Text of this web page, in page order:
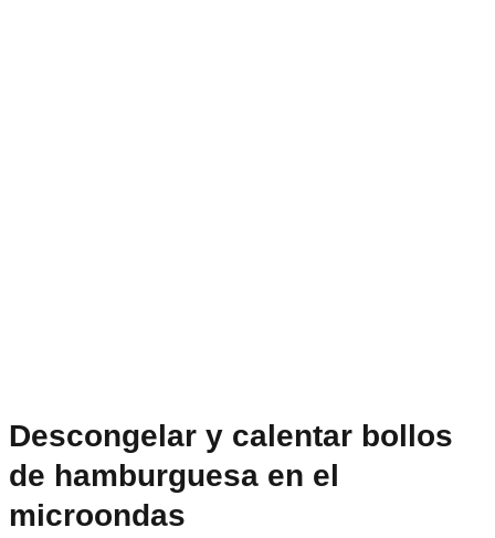
Descongelar y calentar bollos
de hamburguesa en el
microondas